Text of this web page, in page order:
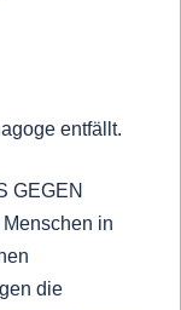
entfällt.
GEGEN
in
die